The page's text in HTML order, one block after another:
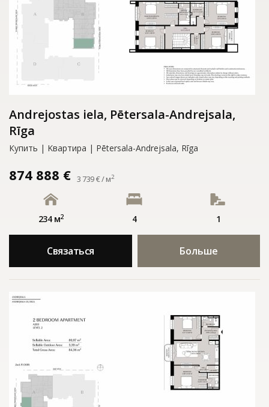
Andrejostas iela, Pētersala-Andrejsala,
Rīga
Купить | Kвартирa | Pētersala-Andrejsala, Rīga
874 888 € 3 739 € / м2
234 м2 4 1
Связаться Больше